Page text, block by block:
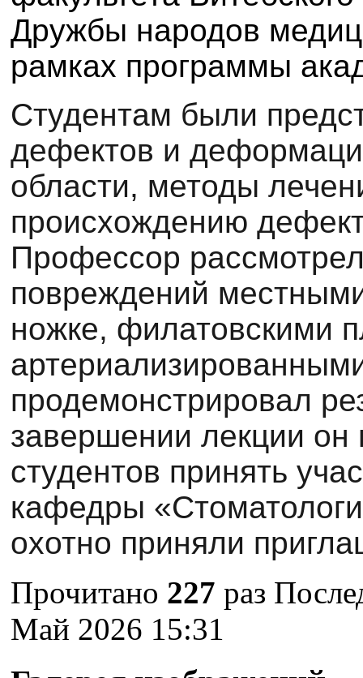
Дружбы народов
рамках программы
Студентам были
дефектов и
области, методы
происхождению
Профессор
повреждений
ножке, филатовскими
продемонстрировал
завершении лекции он
студентов принять
кафедры
охотно приняли
Прочитано 227 раз
Май 2026 15:31